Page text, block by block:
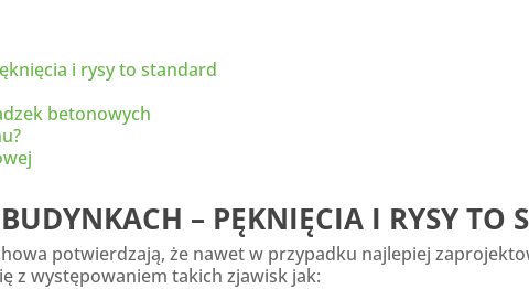
i rysy to standard
betonowych
– PĘKNIĘCIA I RYSY TO
potwierdzają, że nawet w przypadku najlepiej
z występowaniem takich zjawisk jak: